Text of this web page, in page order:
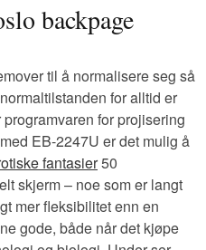
backpage
til å normalisere seg så
for alltid er
for projisering
EB-2247U er det mulig å
fantasier50
skjerm – noe som er langt
mer fleksibilitet enn en
gode, både når det kjøpe